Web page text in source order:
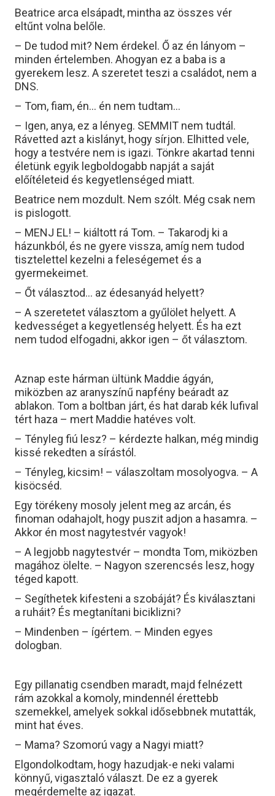
Beatrice arca elsápadt, mintha az összes vér
eltűnt volna belőle.
– De tudod mit? Nem érdekel. Ő az én lányom –
minden értelemben. Ahogyan ez a baba is a
gyerekem lesz. A szeretet teszi a családot, nem a
DNS.
– Tom, fiam, én… én nem tudtam…
– Igen, anya, ez a lényeg. SEMMIT nem tudtál.
Rávetted azt a kislányt, hogy sírjon. Elhitted vele,
hogy a testvére nem is igazi. Tönkre akartad tenni
életünk egyik legboldogabb napját a saját
előítéleteid és kegyetlenséged miatt.
Beatrice nem mozdult. Nem szólt. Még csak nem
is pislogott.
– MENJ EL! – kiáltott rá Tom. – Takarodj ki a
házunkból, és ne gyere vissza, amíg nem tudod
tisztelettel kezelni a feleségemet és a
gyermekeimet.
– Őt választod… az édesanyád helyett?
– A szeretetet választom a gyűlölet helyett. A
kedvességet a kegyetlenség helyett. És ha ezt
nem tudod elfogadni, akkor igen – őt választom.
Aznap este hárman ültünk Maddie ágyán,
miközben az aranyszínű napfény beáradt az
ablakon. Tom a boltban járt, és hat darab kék lufival
tért haza – mert Maddie hatéves volt.
– Tényleg fiú lesz? – kérdezte halkan, még mindig
kissé rekedten a sírástól.
– Tényleg, kicsim! – válaszoltam mosolyogva. – A
kisöcséd.
Egy törékeny mosoly jelent meg az arcán, és
finoman odahajolt, hogy puszit adjon a hasamra. –
Akkor én most nagytestvér vagyok!
– A legjobb nagytestvér – mondta Tom, miközben
magához ölelte. – Nagyon szerencsés lesz, hogy
téged kapott.
– Segíthetek kifesteni a szobáját? És kiválasztani
a ruháit? És megtanítani biciklizni?
– Mindenben – ígértem. – Minden egyes
dologban.
Egy pillanatig csendben maradt, majd felnézett
rám azokkal a komoly, mindennél érettebb
szemekkel, amelyek sokkal idősebbnek mutatták,
mint hat éves.
– Mama? Szomorú vagy a Nagyi miatt?
Elgondolkodtam, hogy hazudjak-e neki valami
könnyű, vigasztaló választ. De ez a gyerek
megérdemelte az igazat.